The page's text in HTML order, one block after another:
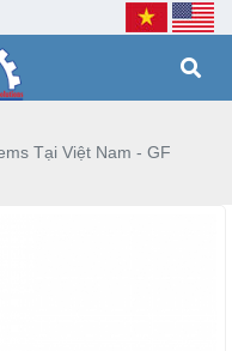
Tại Việt Nam - GF